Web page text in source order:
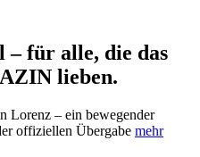
– für alle, die das
lieben.
Lorenz – ein bewegender
offiziellen Übergabe mehr